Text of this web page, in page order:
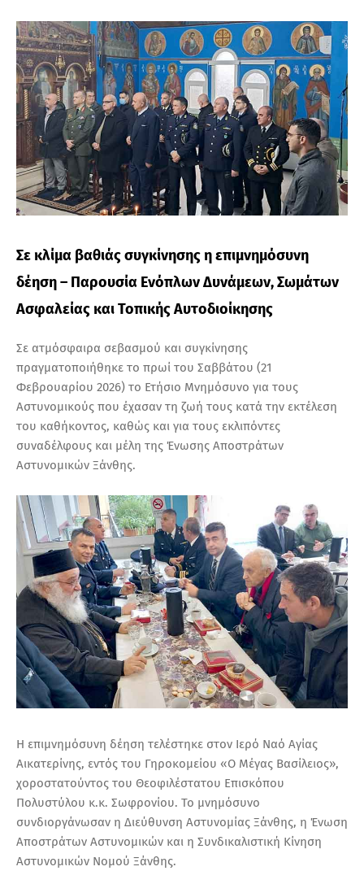
Α
Σε κλίμα βαθιάς συγκίνησης η επιμνημόσυνη
δέηση – Παρουσία Ενόπλων Δυνάμεων, Σωμάτων
Ασφαλείας και Τοπικής Αυτοδιοίκησης
Σε ατμόσφαιρα σεβασμού και συγκίνησης
πραγματοποιήθηκε το πρωί του Σαββάτου (21
Φεβρουαρίου 2026) το Ετήσιο Μνημόσυνο για τους
Αστυνομικούς που έχασαν τη ζωή τους κατά την εκτέλεση
του καθήκοντος, καθώς και για τους εκλιπόντες
συναδέλφους και μέλη της Ένωσης Αποστράτων
Αστυνομικών Ξάνθης.
Η επιμνημόσυνη δέηση τελέστηκε στον Ιερό Ναό Αγίας
Αικατερίνης, εντός του Γηροκομείου «Ο Μέγας Βασίλειος»,
χοροστατούντος του Θεοφιλέστατου Επισκόπου
Πολυστύλου κ.κ. Σωφρονίου. Το μνημόσυνο
συνδιοργάνωσαν η Διεύθυνση Αστυνομίας Ξάνθης, η Ένωση
Αποστράτων Αστυνομικών και η Συνδικαλιστική Κίνηση
Αστυνομικών Νομού Ξάνθης.